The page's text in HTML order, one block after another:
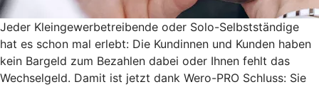
Jeder Kleingewerbetreibende oder Solo-Selbstständige
hat es schon mal erlebt: Die Kundinnen und Kunden haben
kein Bargeld zum Bezahlen dabei oder Ihnen fehlt das
Wechselgeld. Damit ist jetzt dank Wero-PRO Schluss: Sie